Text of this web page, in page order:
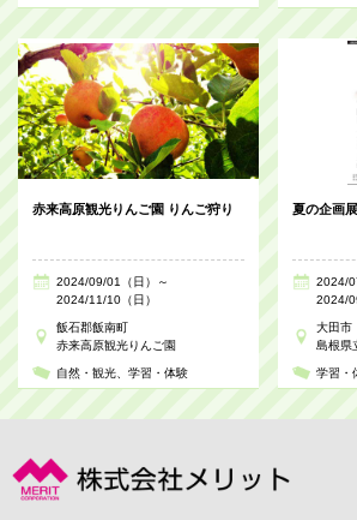
赤来高原観光りんご園 りんご狩り
2024/09/01（日）～
2024/11/10（日）
飯石郡飯南町
赤来高原観光りんご園
自然・観光 学習・体験
夏の企画
2024/
2024/
大田市
島根県
学習・